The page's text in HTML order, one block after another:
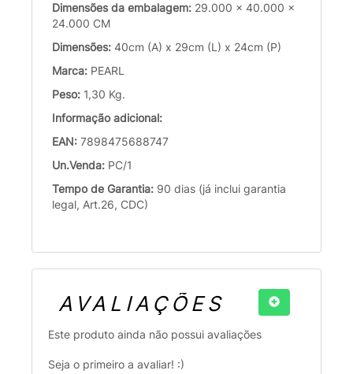
Dimensões da embalagem: 29.000 x 40.000 x
24.000 CM
Dimensões: 40cm (A) x 29cm (L) x 24cm (P)
Marca: PEARL
Peso: 1,30 Kg.
Informação adicional:
EAN: 7898475688747
Un.Venda: PC/1
Tempo de Garantia: 90 dias (já inclui garantia
legal, Art.26, CDC)
AVALIAÇÕES
Este produto ainda não possui avaliações
Seja o primeiro a avaliar! :)